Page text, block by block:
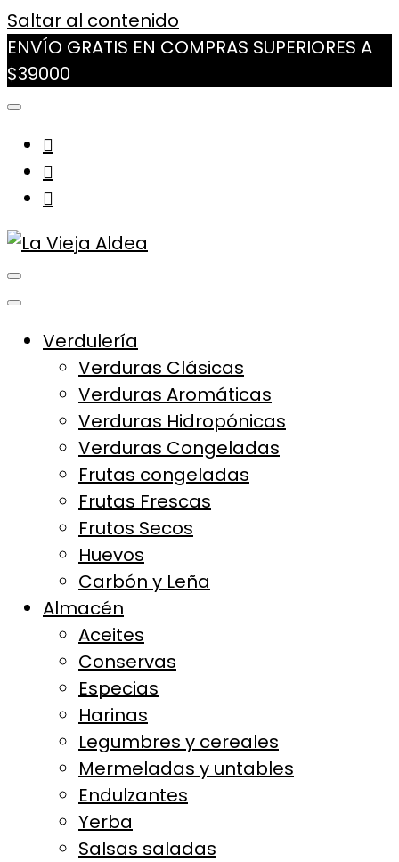
Saltar al contenido
ENVÍO GRATIS EN COMPRAS SUPERIORES A
$39000
Verdulería
Verduras Clásicas
Verduras Aromáticas
Verduras Hidropónicas
Verduras Congeladas
Frutas congeladas
Frutas Frescas
Frutos Secos
Huevos
Carbón y Leña
Almacén
Aceites
Conservas
Especias
Harinas
Legumbres y cereales
Mermeladas y untables
Endulzantes
Yerba
Salsas saladas